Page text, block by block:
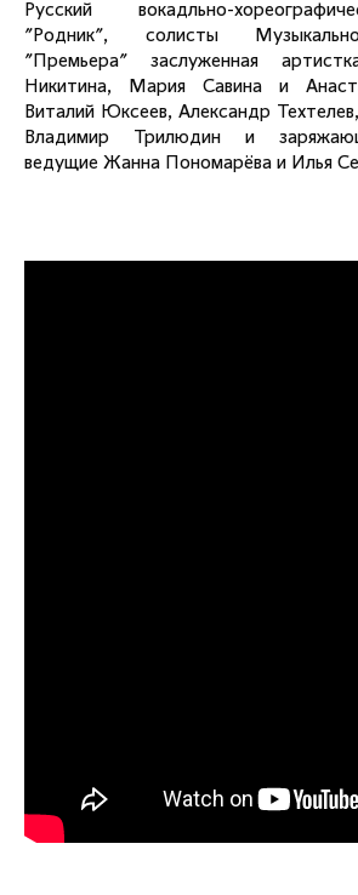
Русский вокадльно-
"Родник", солисты
"Премьера" заслуженная
Никитина, Мария Савина и
Виталий Юксеев, Александр
Владимир Трилюдин и
ведущие Жанна Пономарёва и Илья